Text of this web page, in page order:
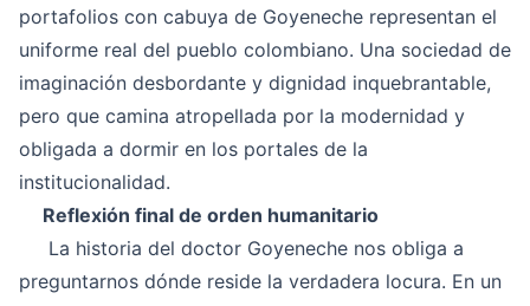
portafolios con cabuya de Goyeneche representan el
uniforme real del pueblo colombiano. Una sociedad de
imaginación desbordante y dignidad inquebrantable,
pero que camina atropellada por la modernidad y
obligada a dormir en los portales de la
institucionalidad.
Reflexión final de orden humanitario
La historia del doctor Goyeneche nos obliga a
preguntarnos dónde reside la verdadera locura. En un